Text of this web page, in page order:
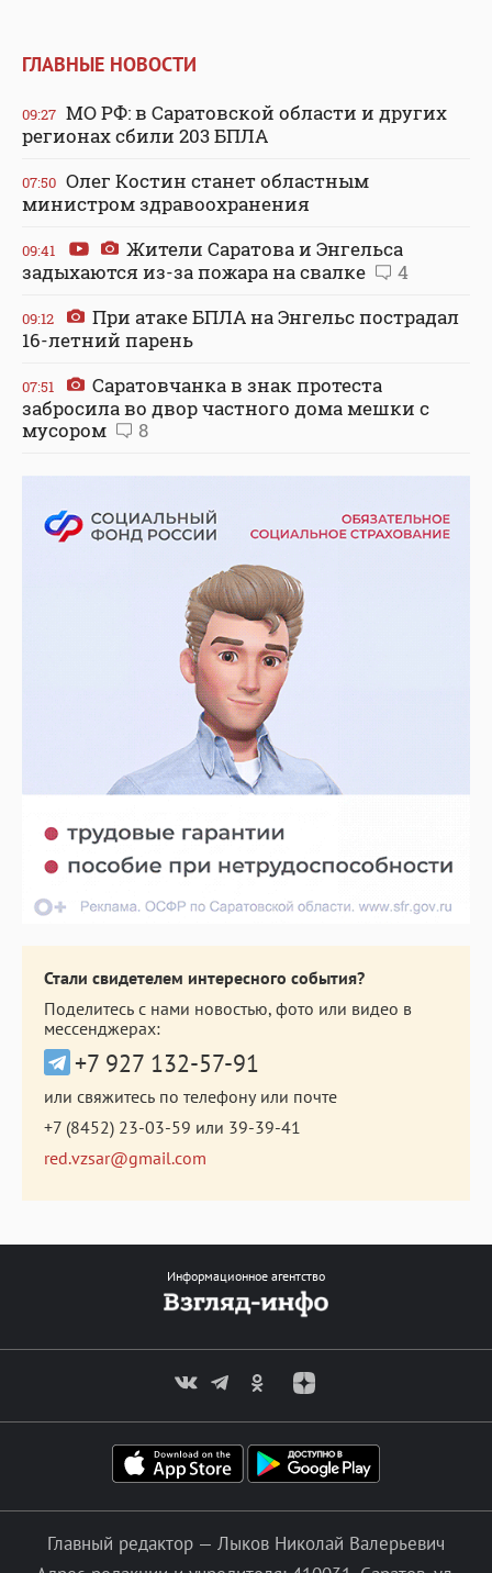
ГЛАВНЫЕ НОВОСТИ
09:27 МО РФ: в Саратовской области и других
регионах сбили 203 БПЛА
07:50 Олег Костин станет областным
министром здравоохранения
09:41
Жители Саратова и Энгельса
задыхаются из-за пожара на свалке
4
09:12
При атаке БПЛА на Энгельс пострадал
16-летний парень
07:51
Саратовчанка в знак протеста
забросила во двор частного дома мешки с
мусором
8
Стали свидетелем интересного события?
Поделитесь с нами новостью, фото или видео в
мессенджерах:
+7 927 132-57-91
или свяжитесь по телефону или почте
+7 (8452) 23-03-59 или 39-39-41
red.vzsar@gmail.com
Информационное агентство
Главный редактор — Лыков Николай Валерьевич